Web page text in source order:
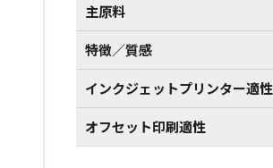
主原料
特徴／質感
インクジェットプリンター適性
オフセット印刷適性